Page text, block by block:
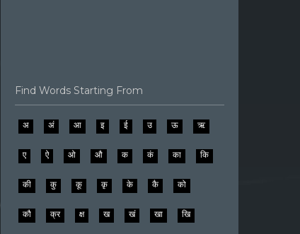
Find Words Starting From
अ अं आ इ ई उ ऊ ऋ
ए ऐ ओ औ क कं का कि
की कु कू कृ के कै को
कौ क्र क्ष ख खं खा खि